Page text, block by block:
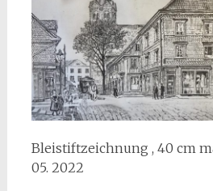
Bleistiftzeichnung , 40 cm
05. 2022